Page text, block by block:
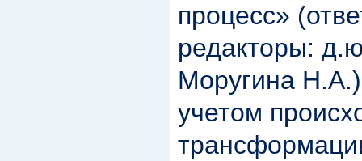
процесс»
редакторы:
Моругина
учетом